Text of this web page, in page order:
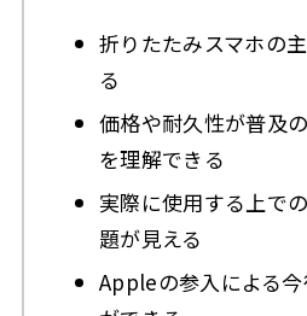
折りたたみスマホの
る
価格や耐久性が普及
を理解できる
実際に使用する上で
題が見える
Appleの参入による